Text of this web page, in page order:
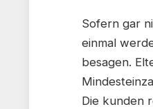
Sofern gar
einmal
besagen.
Die kunden